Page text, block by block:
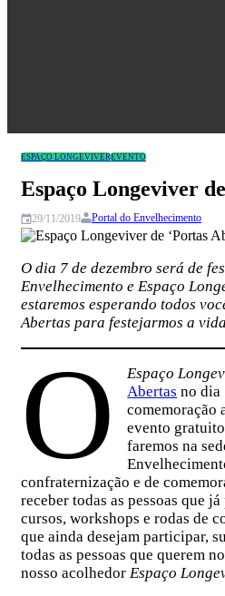
ESPAÇO LONGEVIVEREVENTO
Espaço Longeviver
29/11/2019 Portal do Envelhecimento
O dia 7 de dezembro será de
Envelhecimento e Espaço
estaremos esperando todos
Abertas para festejarmos a
O Espaço
Abertas no dia
comemoração
evento
faremos na
confraternização e de
receber todas as pessoas que
cursos, workshops e rodas de
que ainda desejam participar,
todas as pessoas que querem
nosso acolhedor Espaço